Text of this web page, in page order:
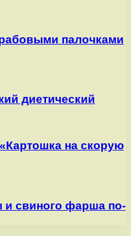
палочками
диетический
на скорую
и свиного фарша по-